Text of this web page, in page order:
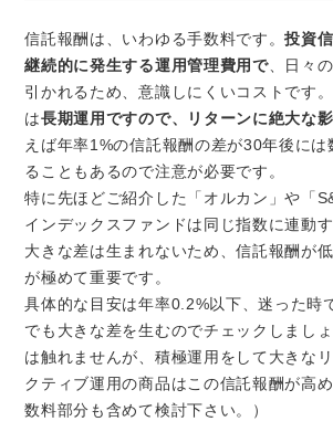
信託報酬は、いわゆる手数料です。投資
継続的に発生する運用管理費用で、日々
引かれるため、意識しにくいコストです
は長期運用ですので、リターンに絶大な
えば年率1%の信託報酬の差が30年後には
ることもあるので注意が必要です。
特に先ほどご紹介した「オルカン」や「
インデックスファンドは同じ指数に連動
大きな差は生まれないため、信託報酬が
が極めて重要です。
具体的な目安は年率0.2%以下、迷った時
でも大きな差を生むのでチェックしまし
は触れませんが、積極運用をして大きな
クティブ運用の商品はこの信託報酬が高
数料部分も含めて検討下さい。）